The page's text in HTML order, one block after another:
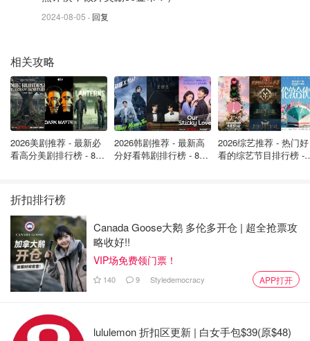
们建造一栋四居室的巷道式住宅。他们回复说，
我们决定在 2023 年继续推进。克莉丝汀和我对建筑并不精
通，但我们还是参与了设计方案的选择。我们告诉他们，我
们想要一个开放式的起居区，有一个宽敞的厨房和一个大
岛，因为我们喜欢烹饪和烘焙。我们还想要四间卧室--楼上
两间，楼下两间--主卧有一个步入式衣橱，另外还有三间带
淋浴的浴室，但没有浴缸。我们选择了金色、黑色和棕色为
2024-08-05 · 回复
相关攻略
2026美剧推荐 - 最新必
看高分美剧排行榜 - 8月
2026韩剧推荐 - 最新高
分好看韩剧排行榜 - 8月
2026综艺推荐 - 热门好
看的综艺节目排行榜 -
折扣排行榜
Canada Goose大鹅 多伦多开仓 | 超全抢票攻
略收好!!
VIP场免费领门票！
140 9 Styledemocracy APP打开
lululemon 折扣区更新 | 白女手包$39(原$48)